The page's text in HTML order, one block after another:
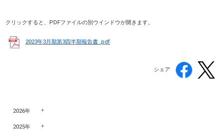
クリックすると、PDFファイルの別ウインドウが開きます。
2023年3月期第3四半期報告書 .pdf
シェア
2026年
2025年